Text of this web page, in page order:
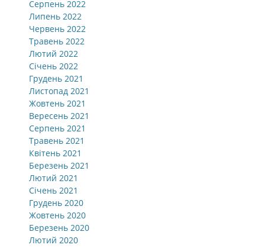
Серпень 2022
Липень 2022
Червень 2022
Травень 2022
Лютий 2022
Січень 2022
Грудень 2021
Листопад 2021
Жовтень 2021
Вересень 2021
Серпень 2021
Травень 2021
Квітень 2021
Березень 2021
Лютий 2021
Січень 2021
Грудень 2020
Жовтень 2020
Березень 2020
Лютий 2020